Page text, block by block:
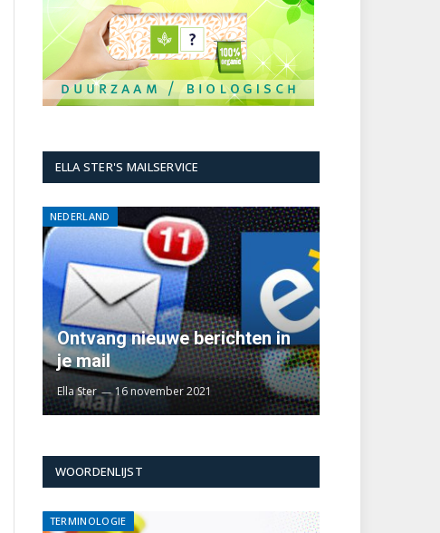
ELLA STER'S MAILSERVICE
NEDERLAND
Ontvang nieuwe berichten in
je mail
Ella Ster 16 november 2021
WOORDENLIJST
TERMINOLOGIE